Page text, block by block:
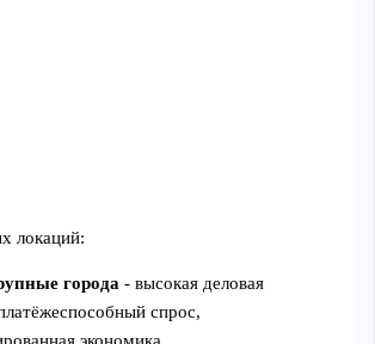
локаций:
города - высокая деловая
спрос,